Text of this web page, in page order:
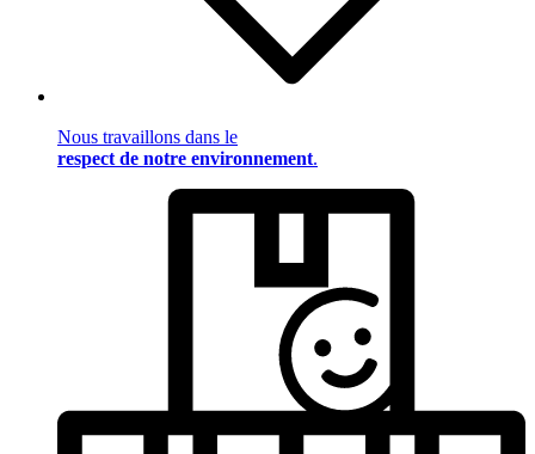
Nous travaillons dans le
respect de notre environnement.